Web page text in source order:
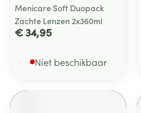
Menicare Soft Duopack
Zachte Lenzen 2x360ml
€ 34,95
Niet beschikbaar